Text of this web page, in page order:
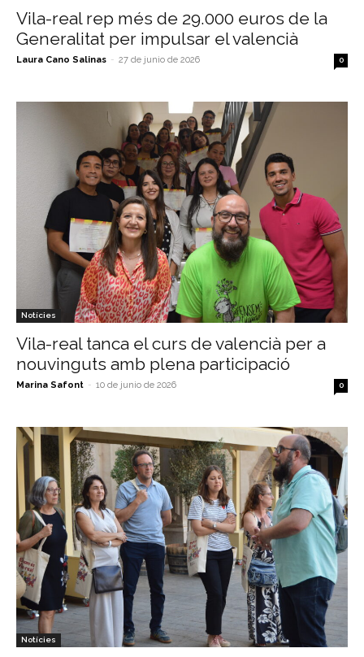
Vila-real rep més de 29.000 euros de la
Generalitat per impulsar el valencià
Laura Cano Salinas - 27 de junio de 2026 0
Notícies
Vila-real tanca el curs de valencià per a
nouvinguts amb plena participació
Marina Safont - 10 de junio de 2026 0
Notícies